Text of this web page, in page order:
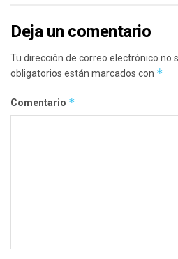
Deja un comentario
Tu dirección de correo electrónico no
obligatorios están marcados con *
Comentario *